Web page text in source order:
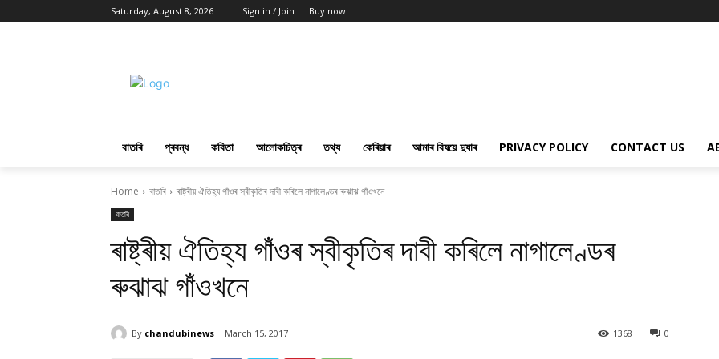
Saturday, August 8, 2026 Sign in / Join Buy now!
বাতৰি প্ৰবন্ধ কবিতা আলোকচিত্ৰ তথ্য কেৰিয়াৰ আমাৰ বিষয়ে দুষাৰ PRIVACY POLICY CONTACT US
Home বাতৰি ৰাষ্ট্ৰীয় ঐতিহ্য গাঁওৰ স্বীকৃতিৰ দাবী কৰিলে নাগালেণ্ডৰ ৰুঝাঝ গাঁওখনে
বাতৰি
ৰাষ্ট্ৰীয় ঐতিহ্য গাঁওৰ স্বীকৃতিৰ দাবী কৰিলে নাগালেণ্ডৰ
ৰুঝাঝ গাঁওখনে
By chandubinews March 15, 2017 0
1368